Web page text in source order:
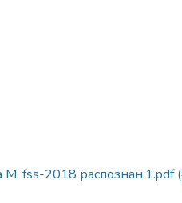
M. fss-2018 распознан.1.pdf